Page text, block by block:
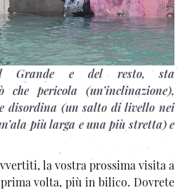
Grande e del resto, sta
che pericola (un’inclinazione),
disordina (un salto di livello nei
più larga e una più stretta) e
la vostra prossima visita a
prima volta, più in bilico. Dovrete